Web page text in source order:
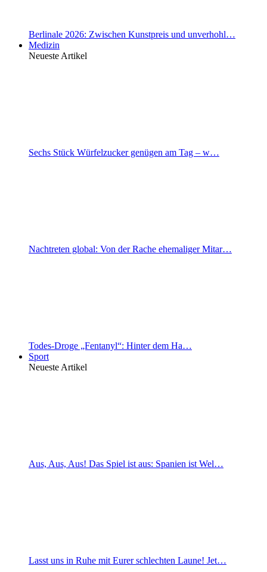
Berlinale 2026: Zwischen Kunstpreis und unverhohl…
Medizin
Neueste Artikel
Sechs Stück Würfelzucker genügen am Tag – w…
Nachtreten global: Von der Rache ehemaliger Mitar…
Todes-Droge „Fentanyl“: Hinter dem Ha…
Sport
Neueste Artikel
Aus, Aus, Aus! Das Spiel ist aus: Spanien ist Wel…
Lasst uns in Ruhe mit Eurer schlechten Laune! Jet…